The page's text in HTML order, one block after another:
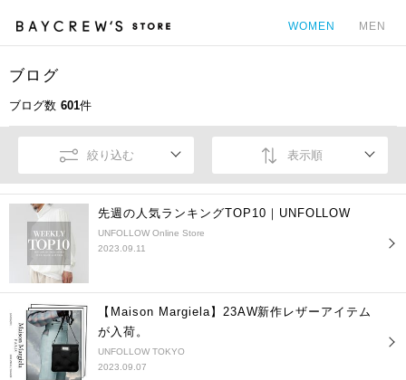
WOMEN MEN
ブログ
ブログ数 601件
絞り込む 表示順
先週の人気ランキングTOP10｜UNFOLLOW
UNFOLLOW Online Store
2023.09.11
【Maison Margiela】23AW新作レザーアイテム
が入荷。
UNFOLLOW TOKYO
2023.09.07